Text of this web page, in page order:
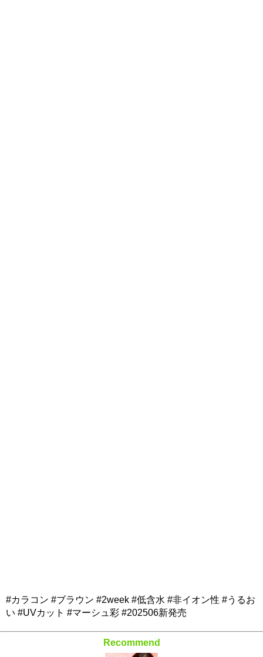
#カラコン #ブラウン #2week #低含水 #非イオン性 #うるお
い #UVカット #マーシュ彩 #202506新発売
Recommend